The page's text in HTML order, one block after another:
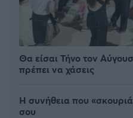
Θα είσαι Τήνο τον
πρέπει να χάσεις
Η συνήθεια που
σου